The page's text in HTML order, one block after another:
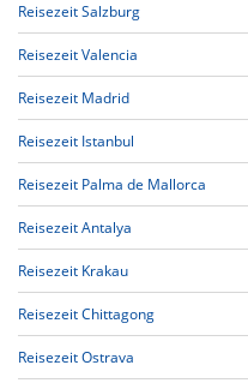
Reisezeit Salzburg
Reisezeit Valencia
Reisezeit Madrid
Reisezeit Istanbul
Reisezeit Palma de Mallorca
Reisezeit Antalya
Reisezeit Krakau
Reisezeit Chittagong
Reisezeit Ostrava